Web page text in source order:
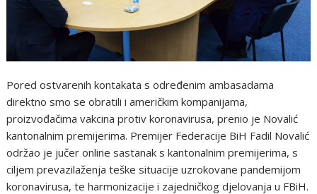
Pored ostvarenih kontakata s određenim ambasadama
direktno smo se obratili i američkim kompanijama,
proizvođačima vakcina protiv koronavirusa, prenio je Novalić
kantonalnim premijerima. Premijer Federacije BiH Fadil Novalić
održao je jučer online sastanak s kantonalnim premijerima, s
ciljem prevazilaženja teške situacije uzrokovane pandemijom
koronavirusa, te harmonizacije i zajedničkog djelovanja u FBiH.